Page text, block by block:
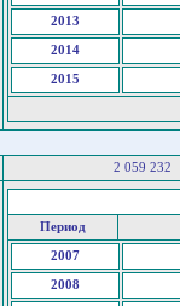
2013
2014
2015
2 059 232
Период
2007
2008